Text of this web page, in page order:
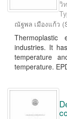
วิ
ณัฐพล เมืองแก้ว (
industries. It
temperature
temperature.